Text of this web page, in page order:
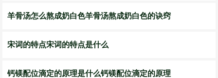
羊骨汤怎么熬成奶白色羊骨汤熬成奶白色的诀窍
宋词的特点宋词的特点是什么
钙镁配位滴定的原理是什么钙镁配位滴定的原理